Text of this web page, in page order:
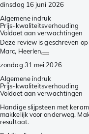
dinsdag 16 juni 2026
Algemene indruk
Prijs-kwaliteitsverhouding
Voldoet aan verwachtingen
Deze review is geschreven
Marc, Heerlen
zondag 31 mei 2026
Algemene indruk
Prijs-kwaliteitsverhouding
Voldoet aan verwachtingen
Handige slijpsteen met
makkelijk voor onderweg.
resultaat.